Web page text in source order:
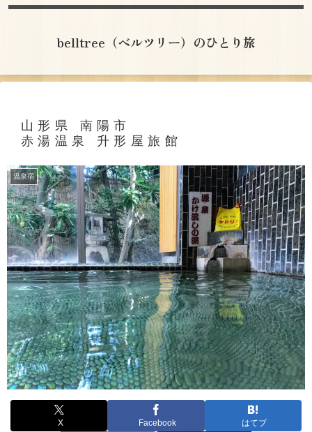
belltree（ベルツリー）のひとり旅
山形県 南陽市
赤湯温泉 升形屋旅館
温泉宿
X Facebook はてブ